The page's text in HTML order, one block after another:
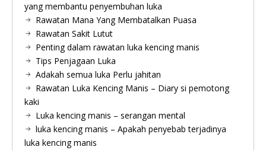
yang membantu penyembuhan luka
Rawatan Mana Yang Membatalkan Puasa
Rawatan Sakit Lutut
Penting dalam rawatan luka kencing manis
Tips Penjagaan Luka
Adakah semua luka Perlu jahitan
Rawatan Luka Kencing Manis – Diary si pemotong
kaki
Luka kencing manis – serangan mental
luka kencing manis – Apakah penyebab terjadinya
luka kencing manis